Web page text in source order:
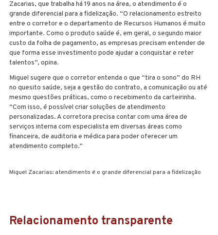
Zacarias, que trabalha há 19 anos na área, o atendimento é o
grande diferencial para a fidelização. “O relacionamento estreito
entre o corretor e o departamento de Recursos Humanos é muito
importante. Como o produto saúde é, em geral, o segundo maior
custo da folha de pagamento, as empresas precisam entender de
que forma esse investimento pode ajudar a conquistar e reter
talentos”, opina.
Miguel sugere que o corretor entenda o que “tira o sono” do RH
no quesito saúde, seja a gestão do contrato, a comunicação ou até
mesmo questões práticas, como o recebimento da carteirinha.
“Com isso, é possível criar soluções de atendimento
personalizadas. A corretora precisa contar com uma área de
serviços interna com especialista em diversas áreas como
financeira, de auditoria e médica para poder oferecer um
atendimento completo.”
Miguel Zacarias: atendimento é o grande diferencial para a fidelização
Relacionamento transparente